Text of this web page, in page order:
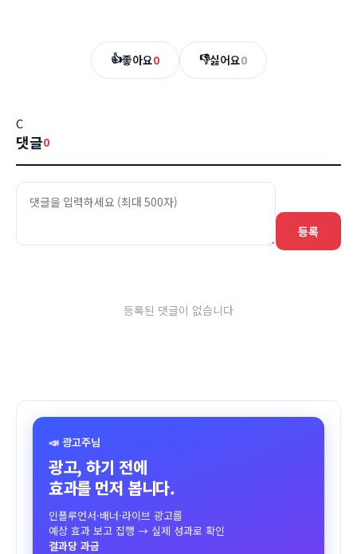
👍좋아요0 👎싫어요0
C
댓글0
등록
등록된 댓글이 없습니다
📣 광고주님
광고, 하기 전에
효과를 먼저 봅니다.
인플루언서·배너·라이브 광고를
예상 효과 보고 집행 → 실제 성과로 확인
결과당 과금